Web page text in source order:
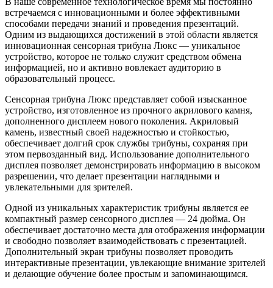
встречаемся с инновационными и более эффективными
способами передачи знаний и проведения презентаций.
Одним из выдающихся достижений в этой области является
инновационная сенсорная трибуна Люкс — уникальное
устройство, которое не только служит средством обмена
информацией, но и активно вовлекает аудиторию в
образовательный процесс.
Сенсорная трибуна Люкс представляет собой изысканное
устройство, изготовленное из прочного акрилового камня,
дополненного дисплеем нового поколения. Акриловый
камень, известный своей надежностью и стойкостью,
обеспечивает долгий срок службы трибуны, сохраняя при
этом первозданный вид. Использование дополнительного
дисплея позволяет демонстрировать информацию в высоком
разрешении, что делает презентации наглядными и
увлекательными для зрителей.
Одной из уникальных характеристик трибуны является ее
компактный размер сенсорного дисплея — 24 дюйма. Он
обеспечивает достаточно места для отображения информации
и свободно позволяет взаимодействовать с презентацией.
Дополнительный экран трибуны позволяет проводить
интерактивные презентации, увлекающие внимание зрителей
и делающие обучение более простым и запоминающимся.